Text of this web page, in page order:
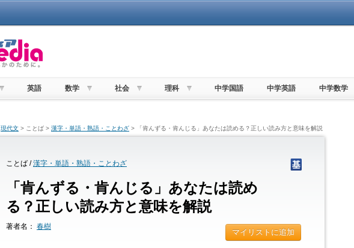
英語 数学 社会 理科 中学国語 中学英語 中学数学
現代文 > ことば > 漢字・単語・熟語・ことわざ > 「肯んずる・肯んじる」あなたは読める？正しい読み方と意味を解説
ことば /漢字・単語・熟語・ことわざ
「肯んずる・肯んじる」あなたは読め
る？正しい読み方と意味を解説
著者名： 春樹
マイリストに追加